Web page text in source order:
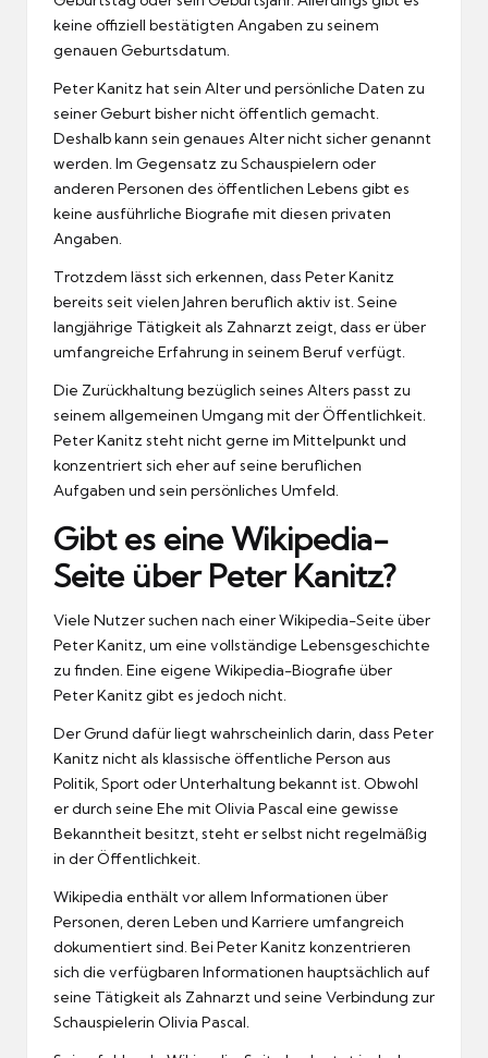
keine offiziell bestätigten Angaben zu seinem
genauen Geburtsdatum.
Peter Kanitz hat sein Alter und persönliche Daten zu
seiner Geburt bisher nicht öffentlich gemacht.
Deshalb kann sein genaues Alter nicht sicher genannt
werden. Im Gegensatz zu Schauspielern oder
anderen Personen des öffentlichen Lebens gibt es
keine ausführliche Biografie mit diesen privaten
Angaben.
Trotzdem lässt sich erkennen, dass Peter Kanitz
bereits seit vielen Jahren beruflich aktiv ist. Seine
langjährige Tätigkeit als Zahnarzt zeigt, dass er über
umfangreiche Erfahrung in seinem Beruf verfügt.
Die Zurückhaltung bezüglich seines Alters passt zu
seinem allgemeinen Umgang mit der Öffentlichkeit.
Peter Kanitz steht nicht gerne im Mittelpunkt und
konzentriert sich eher auf seine beruflichen
Aufgaben und sein persönliches Umfeld.
Gibt es eine Wikipedia-
Seite über Peter Kanitz?
Viele Nutzer suchen nach einer Wikipedia-Seite über
Peter Kanitz, um eine vollständige Lebensgeschichte
zu finden. Eine eigene Wikipedia-Biografie über
Peter Kanitz gibt es jedoch nicht.
Der Grund dafür liegt wahrscheinlich darin, dass Peter
Kanitz nicht als klassische öffentliche Person aus
Politik, Sport oder Unterhaltung bekannt ist. Obwohl
er durch seine Ehe mit Olivia Pascal eine gewisse
Bekanntheit besitzt, steht er selbst nicht regelmäßig
in der Öffentlichkeit.
Wikipedia enthält vor allem Informationen über
Personen, deren Leben und Karriere umfangreich
dokumentiert sind. Bei Peter Kanitz konzentrieren
sich die verfügbaren Informationen hauptsächlich auf
seine Tätigkeit als Zahnarzt und seine Verbindung zur
Schauspielerin Olivia Pascal.